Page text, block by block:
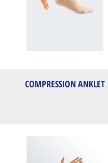
COMPRESSION ANKLET